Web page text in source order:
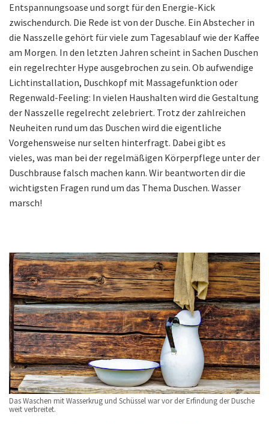
Entspannungsoase und sorgt für den Energie-Kick
zwischendurch. Die Rede ist von der Dusche. Ein Abstecher in
die Nasszelle gehört für viele zum Tagesablauf wie der Kaffee
am Morgen. In den letzten Jahren scheint in Sachen Duschen
ein regelrechter Hype ausgebrochen zu sein. Ob aufwendige
Lichtinstallation, Duschkopf mit Massagefunktion oder
Regenwald-Feeling: In vielen Haushalten wird die Gestaltung
der Nasszelle regelrecht zelebriert. Trotz der zahlreichen
Neuheiten rund um das Duschen wird die eigentliche
Vorgehensweise nur selten hinterfragt. Dabei gibt es
vieles, was man bei der regelmäßigen Körperpflege unter der
Duschbrause falsch machen kann. Wir beantworten dir die
wichtigsten Fragen rund um das Thema Duschen. Wasser
marsch!
Das Waschen mit Wasserkrug und Schüssel war vor der Erfindung der Dusche
weit verbreitet.